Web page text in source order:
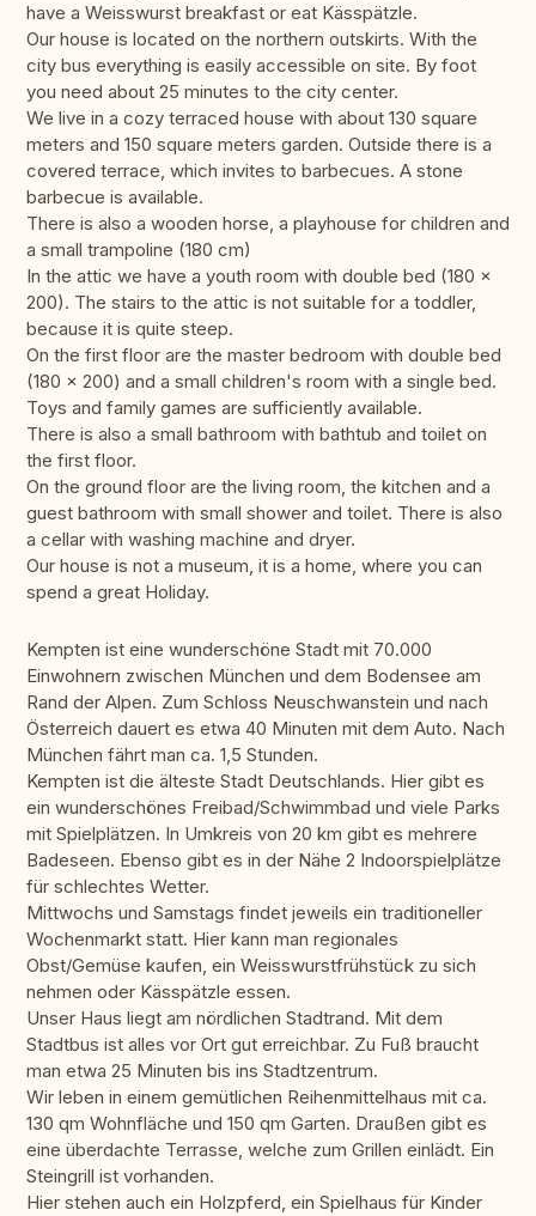
have a Weisswurst breakfast or eat Kässpätzle.
Our house is located on the northern outskirts. With the
city bus everything is easily accessible on site. By foot
you need about 25 minutes to the city center.
We live in a cozy terraced house with about 130 square
meters and 150 square meters garden. Outside there is a
covered terrace, which invites to barbecues. A stone
barbecue is available.
There is also a wooden horse, a playhouse for children and
a small trampoline (180 cm)
In the attic we have a youth room with double bed (180 x
200). The stairs to the attic is not suitable for a toddler,
because it is quite steep.
On the first floor are the master bedroom with double bed
(180 x 200) and a small children's room with a single bed.
Toys and family games are sufficiently available.
There is also a small bathroom with bathtub and toilet on
the first floor.
On the ground floor are the living room, the kitchen and a
guest bathroom with small shower and toilet. There is also
a cellar with washing machine and dryer.
Our house is not a museum, it is a home, where you can
spend a great Holiday.
Kempten ist eine wunderschöne Stadt mit 70.000
Einwohnern zwischen München und dem Bodensee am
Rand der Alpen. Zum Schloss Neuschwanstein und nach
Österreich dauert es etwa 40 Minuten mit dem Auto. Nach
München fährt man ca. 1,5 Stunden.
Kempten ist die älteste Stadt Deutschlands. Hier gibt es
ein wunderschönes Freibad/Schwimmbad und viele Parks
mit Spielplätzen. In Umkreis von 20 km gibt es mehrere
Badeseen. Ebenso gibt es in der Nähe 2 Indoorspielplätze
für schlechtes Wetter.
Mittwochs und Samstags findet jeweils ein traditioneller
Wochenmarkt statt. Hier kann man regionales
Obst/Gemüse kaufen, ein Weisswurstfrühstück zu sich
nehmen oder Kässpätzle essen.
Unser Haus liegt am nördlichen Stadtrand. Mit dem
Stadtbus ist alles vor Ort gut erreichbar. Zu Fuß braucht
man etwa 25 Minuten bis ins Stadtzentrum.
Wir leben in einem gemütlichen Reihenmittelhaus mit ca.
130 qm Wohnfläche und 150 qm Garten. Draußen gibt es
eine überdachte Terrasse, welche zum Grillen einlädt. Ein
Steingrill ist vorhanden.
Hier stehen auch ein Holzpferd, ein Spielhaus für Kinder